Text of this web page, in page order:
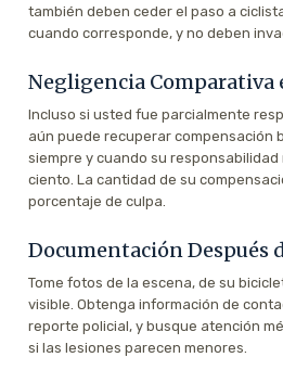
también deben ceder el paso a
cuando corresponde, y no deben
Negligencia
Incluso si usted fue parcialmente
aún puede recuperar compensación
siempre y cuando su responsabilidad
ciento. La cantidad de su
porcentaje de culpa.
Documentación Después
Tome fotos de la escena, de su
visible. Obtenga información de
reporte policial, y busque atención
si las lesiones parecen menores.